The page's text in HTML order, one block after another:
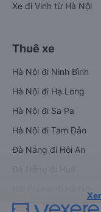
Xe đi Vinh từ Hà Nội
Thuê xe
Hà Nội đi Ninh Bình
Hà Nội đi Hạ Long
Hà Nội đi Sa Pa
Hà Nội đi Tam Đảo
Đà Nẵng đi Hội An